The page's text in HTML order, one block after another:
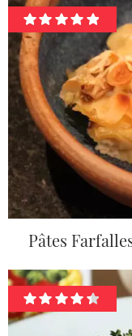
Pâtes